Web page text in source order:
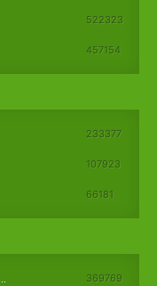
522323
457154
233377
107923
66181
369769